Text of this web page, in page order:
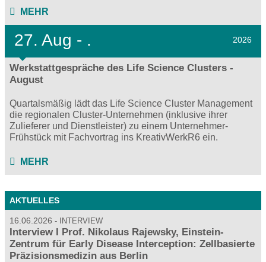
MEHR
27. Aug - . 2026
Werkstattgespräche des Life Science Clusters -
August
Quartalsmäßig lädt das Life Science Cluster Management
die regionalen Cluster-Unternehmen (inklusive ihrer
Zulieferer und Dienstleister) zu einem Unternehmer-
Frühstück mit Fachvortrag ins KreativWerkR6 ein.
MEHR
AKTUELLES
16.06.2026 INTERVIEW
Interview I Prof. Nikolaus Rajewsky, Einstein-
Zentrum für Early Disease Interception: Zellbasierte
Präzisionsmedizin aus Berlin